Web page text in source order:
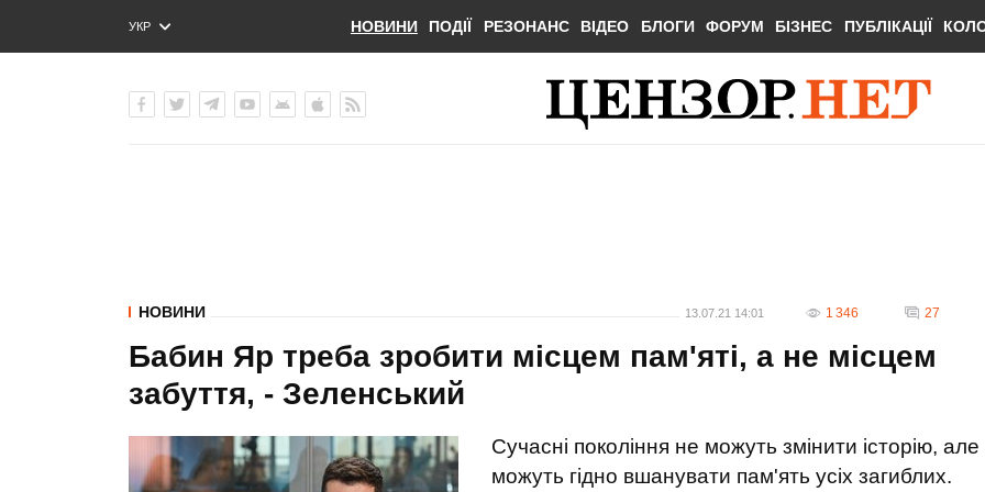
УКР
ENG
НОВИНИ ПОДІЇ РЕЗОНАНС ВІДЕО БЛОГИ ФОРУМ БІЗНЕС ПУБЛІКАЦІЇ
НОВИНИ 13.07.21 14:01 1 346 27
Бабин Яр треба зробити місцем пам'яті, а не місцем
забуття, - Зеленський
Сучасні покоління не можуть змінити історію, але
можуть гідно вшанувати пам'ять усіх загиблих.